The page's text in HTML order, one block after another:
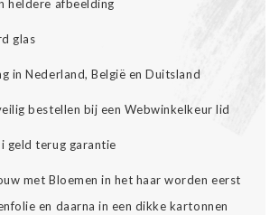
heldere afbeelding
glas
in Nederland, België en Duitsland
bestellen bij een Webwinkelkeur lid
geld terug garantie
met Bloemen in het haar worden eerst
en daarna in een dikke kartonnen